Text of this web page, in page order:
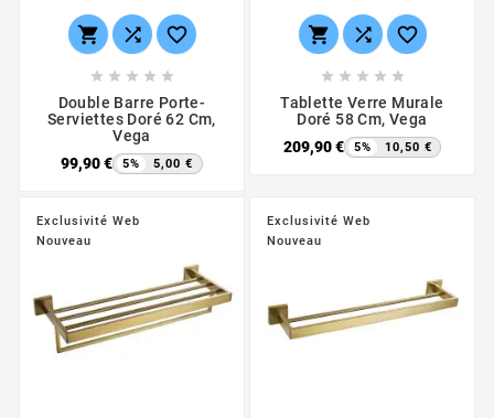
  
    
Double Barre Porte-
Serviettes Doré 62 Cm,
Vega
99,90 €
5% 5,00 €
  
    
Tablette Verre Murale
Doré 58 Cm, Vega
209,90 €
5% 10,50 €
Exclusivité Web
Nouveau
Exclusivité Web
Nouveau